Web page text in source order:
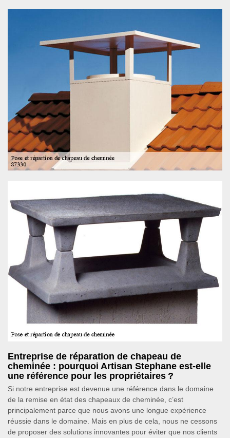
Entreprise de réparation de chapeau de
cheminée : pourquoi Artisan Stephane est-elle
une référence pour les propriétaires ?
Si notre entreprise est devenue une référence dans le domaine
de la remise en état des chapeaux de cheminée, c’est
principalement parce que nous avons une longue expérience
réussie dans le domaine. Mais en plus de cela, nous ne cessons
de proposer des solutions innovantes pour éviter que nos clients